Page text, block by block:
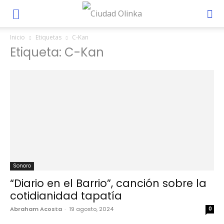
Inicio Etiquetas C-Kan
Etiqueta: C-Kan
Sonoro
“Diario en el Barrio”, canción sobre la
cotidianidad tapatía
Abraham Acosta - 19 agosto, 2024 0